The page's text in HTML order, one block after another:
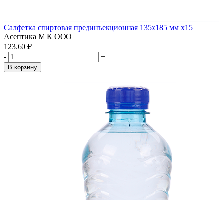
Салфетка спиртовая прединъекционная 135х185 мм x15
Асептика М К ООО
123.60 ₽
-
+
В корзину